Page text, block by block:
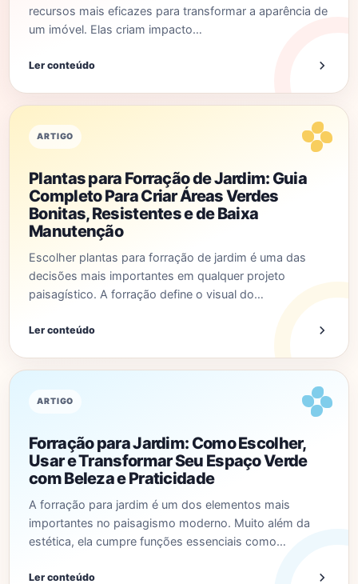
recursos mais eficazes para transformar a aparência de
um imóvel. Elas criam impacto…
Ler conteúdo
ARTIGO
Plantas para Forração de Jardim: Guia
Completo Para Criar Áreas Verdes
Bonitas, Resistentes e de Baixa
Manutenção
Escolher plantas para forração de jardim é uma das
decisões mais importantes em qualquer projeto
paisagístico. A forração define o visual do…
Ler conteúdo
ARTIGO
Forração para Jardim: Como Escolher,
Usar e Transformar Seu Espaço Verde
com Beleza e Praticidade
A forração para jardim é um dos elementos mais
importantes no paisagismo moderno. Muito além da
estética, ela cumpre funções essenciais como…
Ler conteúdo